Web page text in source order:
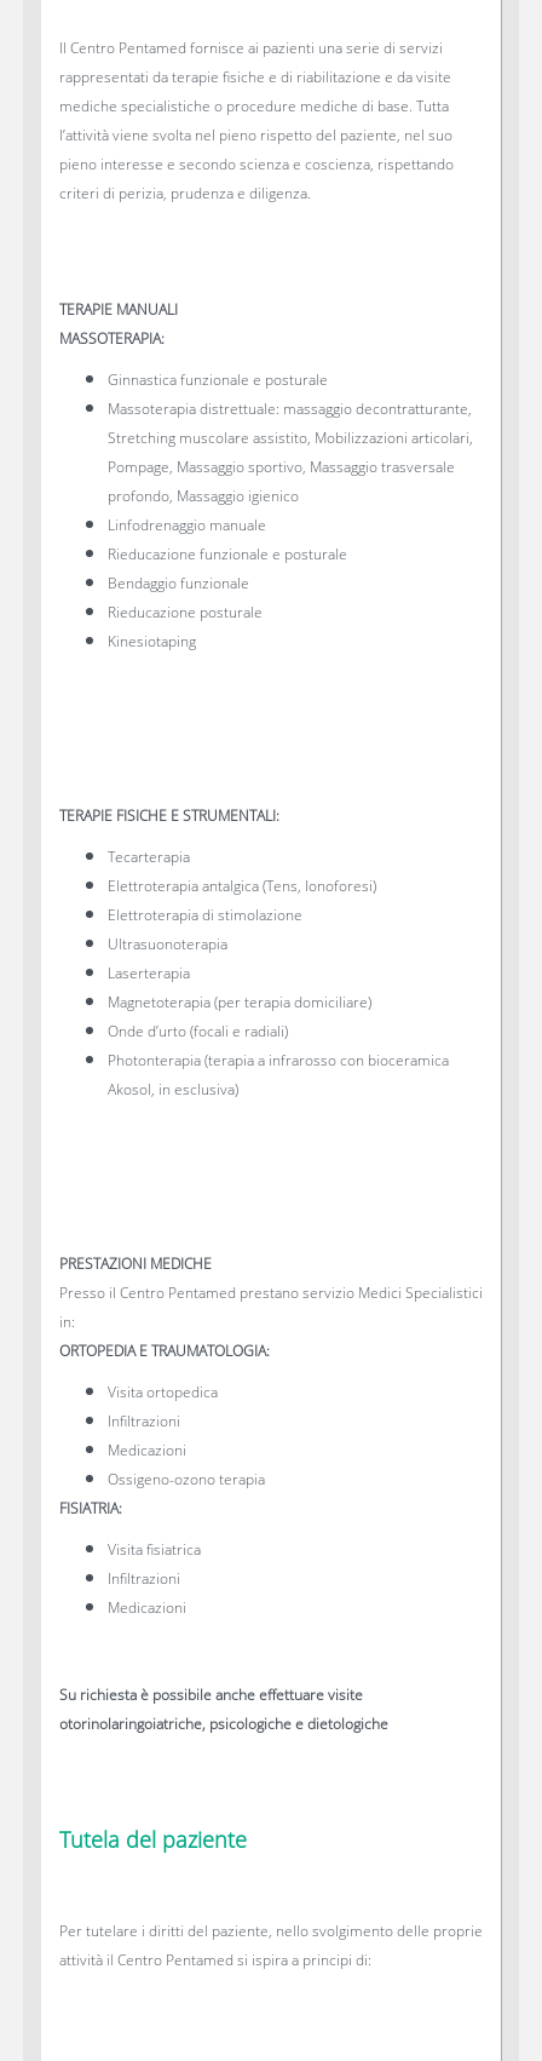
Il Centro Pentamed fornisce ai pazienti una serie di servizi
rappresentati da terapie fisiche e di riabilitazione e da visite
mediche specialistiche o procedure mediche di base. Tutta
l’attività viene svolta nel pieno rispetto del paziente, nel suo
pieno interesse e secondo scienza e coscienza, rispettando
criteri di perizia, prudenza e diligenza.
TERAPIE MANUALI
MASSOTERAPIA:
Ginnastica funzionale e posturale
Massoterapia distrettuale: massaggio decontratturante,
Stretching muscolare assistito, Mobilizzazioni articolari,
Pompage, Massaggio sportivo, Massaggio trasversale
profondo, Massaggio igienico
Linfodrenaggio manuale
Rieducazione funzionale e posturale
Bendaggio funzionale
Rieducazione posturale
Kinesiotaping
TERAPIE FISICHE E STRUMENTALI:
Tecarterapia
Elettroterapia antalgica (Tens, Ionoforesi)
Elettroterapia di stimolazione
Ultrasuonoterapia
Laserterapia
Magnetoterapia (per terapia domiciliare)
Onde d’urto (focali e radiali)
Photonterapia (terapia a infrarosso con bioceramica
Akosol, in esclusiva)
PRESTAZIONI MEDICHE
Presso il Centro Pentamed prestano servizio Medici Specialistici
in:
ORTOPEDIA E TRAUMATOLOGIA:
Visita ortopedica
Infiltrazioni
Medicazioni
Ossigeno-ozono terapia
FISIATRIA:
Visita fisiatrica
Infiltrazioni
Medicazioni
Su richiesta è possibile anche effettuare visite
otorinolaringoiatriche, psicologiche e dietologiche
Tutela del paziente
Per tutelare i diritti del paziente, nello svolgimento delle proprie
attività il Centro Pentamed si ispira a principi di: